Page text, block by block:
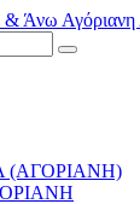
(ΑΓΟΡΙΑΝΗ)